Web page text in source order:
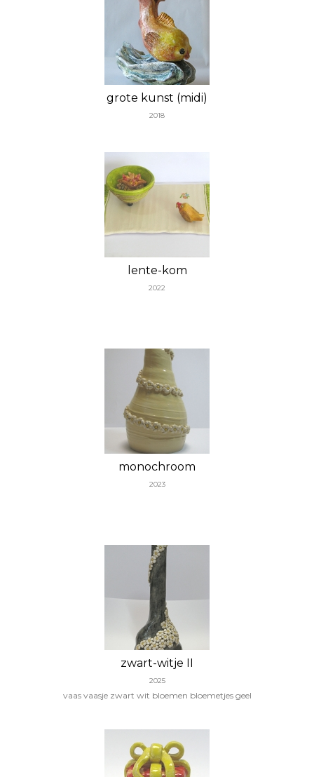
grote kunst (midi)
2018
lente-kom
2022
monochroom
2023
zwart-witje II
2025
vaas vaasje zwart wit bloemen bloemetjes geel